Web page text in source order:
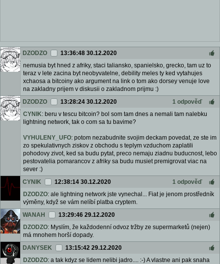
DZODZO
13:36:48 30.12.2020
nemusia byt hned z afriky, staci taliansko, spanielsko, grecko, tam uz to
teraz v lete zacina byt neobyvatelne, debility meles ty ked vytahujes
xchaosa a bitcoiny ako argument na link o tom ako dorsey venuje love
na zakladny prijem v diskusii o zakladnom prijmu :)
DZODZO
13:28:24 30.12.2020
1 odpověď
CYNIK: beru v tescu bitcoin? bol som tam dnes a nemali tam nalebku
lightning network, tak o com sa tu bavime?
VYHULENY_UFO: potom nezabudnite svojim deckam povedat, ze ste im
zo spekulativnych ziskov z obchodu s teplym vzduchom zaplatili
pohodovy zivot, ked sa budu pytat, preco nemaju ziadnu buducnost, lebo
pestovatelia pomarancov z afriky sa budu musiet premigrovat viac na
sever :)
CYNIK
12:38:14 30.12.2020
1 odpověď
DZODZO: ale lightning network jste vynechal... Fiat je jenom prostředník
výměny, když se vám nelíbí platba cryptem.
WANAH
13:29:46 29.12.2020
DZODZO: Myslím, že každodenní odvoz tržby ze supermarketů (nejen)
má mnohem horší dopady.
DANYSEK
13:15:42 29.12.2020
DZODZO: a tak kdyz se lidem nelibi jadro.... :-) A vlastne ani pak snaha